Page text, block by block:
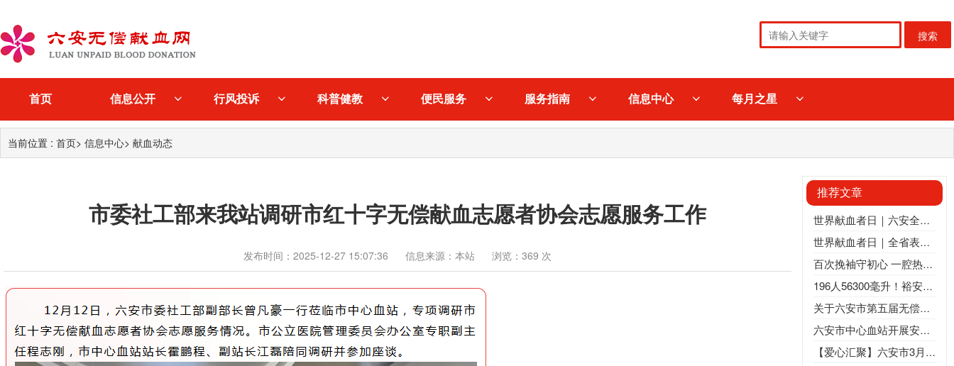
搜索
首页 信息公开 行风投诉 科普健教 便民服务 服务指南 信息中心 每月之星
当前位置 : 首页> 信息中心> 献血动态
市委社工部来我站调研市红十字无偿献血志愿者协会志愿服务工作
发布时间：2025-12-27 15:07:36 信息来源：本站 浏览：369 次
推荐文章
世界献血者日｜六安全城热血集结，城乡同心为爱奔赴
世界献血者日｜全省表扬！致敬六安市张勇、许国强、王宇、裕安区卫健委
百次挽袖守初心 一腔热血暖皋城｜六安举行第五届无偿献血“百次之星”座谈会
196人56300毫升！裕安区人民政府：热血聚力，为爱“挽袖”
关于六安市第五届无偿献血 “百次之星” 统计名单的公示
六安市中心血站开展安全生产专项培训 筑牢安全防线
【爱心汇聚】六安市3月团体献血光荣榜